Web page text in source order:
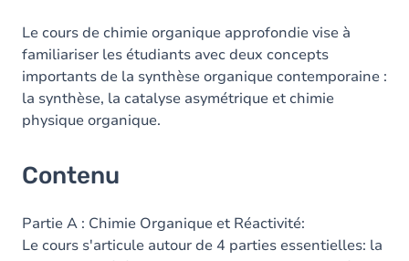
Le cours de chimie organique approfondie vise à
familiariser les étudiants avec deux concepts
importants de la synthèse organique contemporaine :
la synthèse, la catalyse asymétrique et chimie
physique organique.
Contenu
Partie A : Chimie Organique et Réactivité:
Le cours s'articule autour de 4 parties essentielles: la